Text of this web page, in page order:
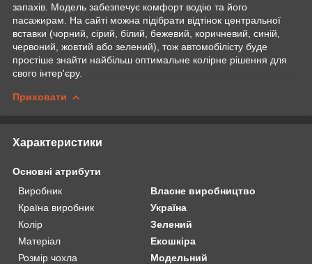
запахів. Модель забезпечує комфорт водію та його
пасажирам. На сайті можна підібрати відтінок центральної
вставки (чорний, сірий, білий, бежевий, коричневий, синій,
червоний, жовтий або зелений), тож автомобілісту буде
простіше знайти найбільш оптимальне колірне рішення для
свого інтер'єру.
Приховати
Характеристики
Основні атрибути
Виробник
Власне виробництво
Країна виробник
Україна
Колір
Зелений
Матеріал
Екошкіра
Розмір чохла
Модельний